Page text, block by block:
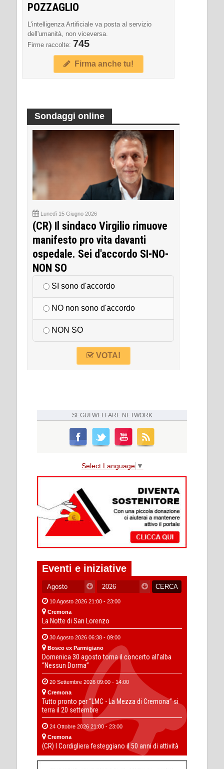
POZZAGLIO
L'intelligenza Artificiale va posta al servizio
dell'umanità, non viceversa.
Firme raccolte: 745
Firma anche tu!
Sondaggi online
Lunedì 15 Giugno 2026
(CR) Il sindaco Virgilio rimuove
manifesto pro vita davanti
ospedale. Sei d'accordo SI-NO-
NON SO
SI sono d'accordo
NO non sono d'accordo
NON SO
VOTA!
SEGUI WELFARE NETWORK
Select Language ▼
Eventi e iniziative
10 Agosto 2026 21:00 - 23:00
Cremona
La Notte di San Lorenzo
30 Agosto 2026 06:38 - 09:00
Bosco ex Parmigiano
Domenica 30 agosto torna il concerto all’alba
“Nessun Dorma”
20 Settembre 2026 09:00 - 14:00
Cremona
Tutto pronto per “LMC - La Mezza di Cremona” si
terra il 20 settembre
24 Ottobre 2026 21:00 - 23:00
Cremona
(CR) I Cordigliera festeggiano il 50 anni di attività